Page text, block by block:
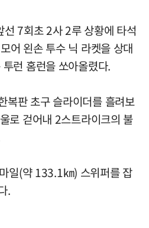
7회초 2사 2루 상황에 타석
어 왼손 투수 닉 라켓을 상대
런 홈런을 쏘아올렸다.
복판 초구 슬라이더를 흘려보
로 걷어내 2스트라이크의 불
일(약 133.1㎞) 스위퍼를 잡
.